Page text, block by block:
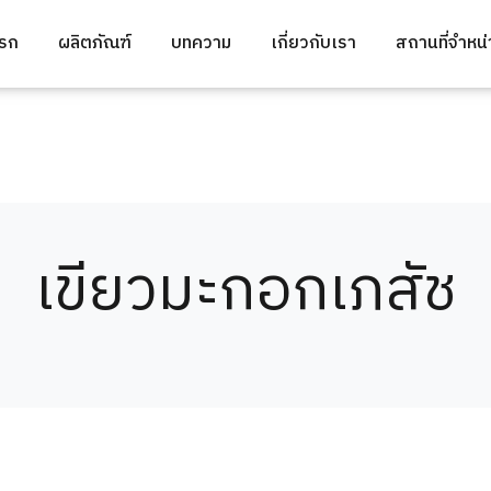
ก ผลิตภัณฑ์ บทความ เกี่ยวกับเรา สถานที่จำห
เขียวมะกอกเภสัช